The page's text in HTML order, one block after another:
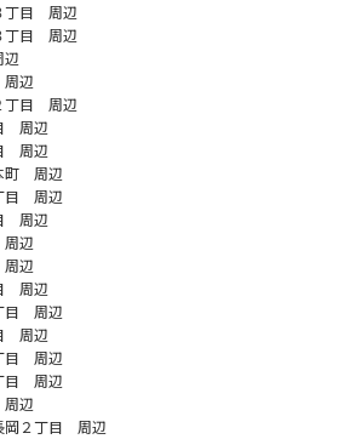
丁目 周辺
丁目 周辺
辺
丁目 周辺
周辺
周辺
町 周辺
目 周辺
周辺
辺
辺
周辺
目 周辺
周辺
目 周辺
目 周辺
辺
岡２丁目 周辺